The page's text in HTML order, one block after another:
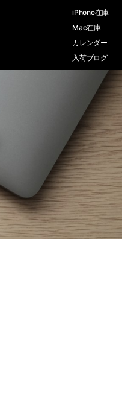
iPhone在庫
Mac在庫
カレンダー
入荷ブログ